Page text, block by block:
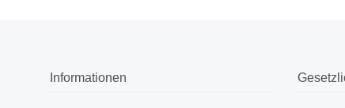
Informationen